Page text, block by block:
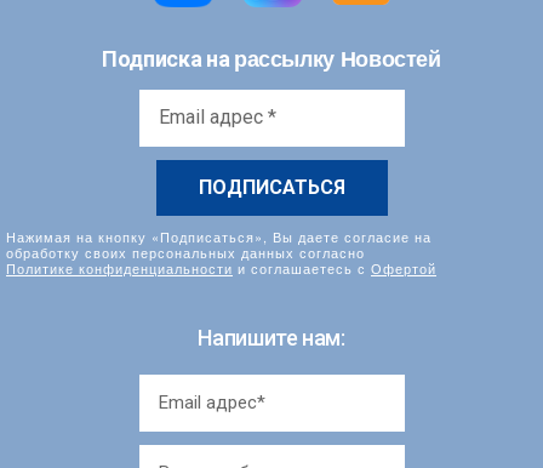
Подписка нарассылку Новостей
Нажимая на кнопку «Подписаться», Вы даете согласие на
обработку своих персональных данных согласно
Политике конфиденциальности и соглашаетесь с Офертой
Напишите нам: